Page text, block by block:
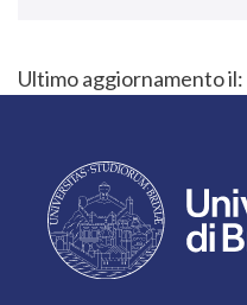
Ultimo aggiornamento il: